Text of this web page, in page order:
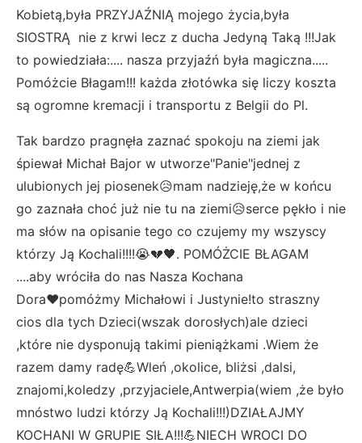
Kobietą,była PRZYJAŹNIĄ mojego życia,była
SIOSTRĄ nie z krwi lecz z ducha Jedyną Taką !!!Jak
to powiedziała:.... nasza przyjaźń była magiczna.....
Pomóżcie Błagam!!! każda złotówka się liczy koszta
są ogromne kremacji i transportu z Belgii do Pl.
Tak bardzo pragnęła zaznać spokoju na ziemi jak
śpiewał Michał Bajor w utworze"Panie"jednej z
ulubionych jej piosenek😥mam nadzieję,że w końcu
go zaznała choć już nie tu na ziemi😥serce pękło i nie
ma słów na opisanie tego co czujemy my wszyscy
którzy Ją Kochali!!!!😭💔🖤. POMÓŻCIE BŁAGAM
....aby wróciła do nas Nasza Kochana
Dora♥️pomóżmy Michałowi i Justynie!to straszny
cios dla tych Dzieci(wszak dorosłych)ale dzieci
,które nie dysponują takimi pieniążkami .Wiem że
razem damy radę💪Wleń ,okolice, bliżsi ,dalsi,
znajomi,koledzy ,przyjaciele,Antwerpia(wiem ,że było
mnóstwo ludzi którzy Ją Kochali!!!)DZIAŁAJMY
KOCHANI W GRUPIE SIŁA!!!💪NIECH WROCI DO